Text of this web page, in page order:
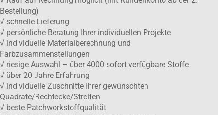
Bestellung)
√ schnelle Lieferung
√ persönliche Beratung Ihrer individuellen Projekte
√ individuelle Materialberechnung und
Farbzusammenstellungen
√ riesige Auswahl – über 4000 sofort verfügbare Stoffe
√ über 20 Jahre Erfahrung
√ individuelle Zuschnitte Ihrer gewünschten
Quadrate/Rechtecke/Streifen
√ beste Patchworkstoffqualität